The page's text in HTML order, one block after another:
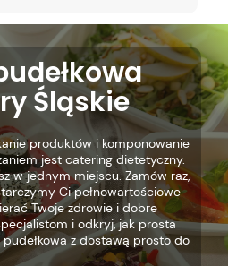
Śląskie
produktów i komponowanie
jest catering dietetyczny.
w jednym miejscu. Zamów raz,
Ci pełnowartościowe
Twoje zdrowie i dobre
i odkryj, jak prosta
z dostawą prosto do